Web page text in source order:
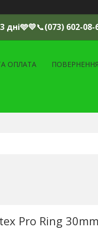
дні🩵💛📞(073) 602-08-
ОПЛАТА
Pro Ring